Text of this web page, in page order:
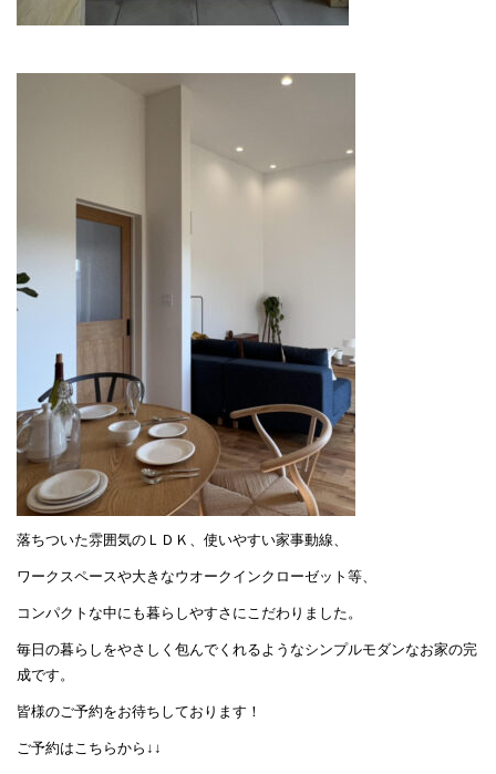
落ちついた雰囲気のＬＤＫ、使いやすい家事動線、
ワークスペースや大きなウオークインクローゼット等、
コンパクトな中にも暮らしやすさにこだわりました。
毎日の暮らしをやさしく包んでくれるようなシンプルモダンなお家の完
成です。
皆様のご予約をお待ちしております！
ご予約はこちらから↓↓